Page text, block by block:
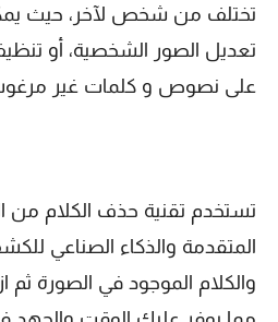
تختلف من شخص لآخر، حيث
تعديل الصور الشخصية، أو
على نصوص و كلمات غير
تستخدم تقنية حذف الكلام من
المتقدمة والذكاء الصناعي
والكلام الموجود في الصورة ثم